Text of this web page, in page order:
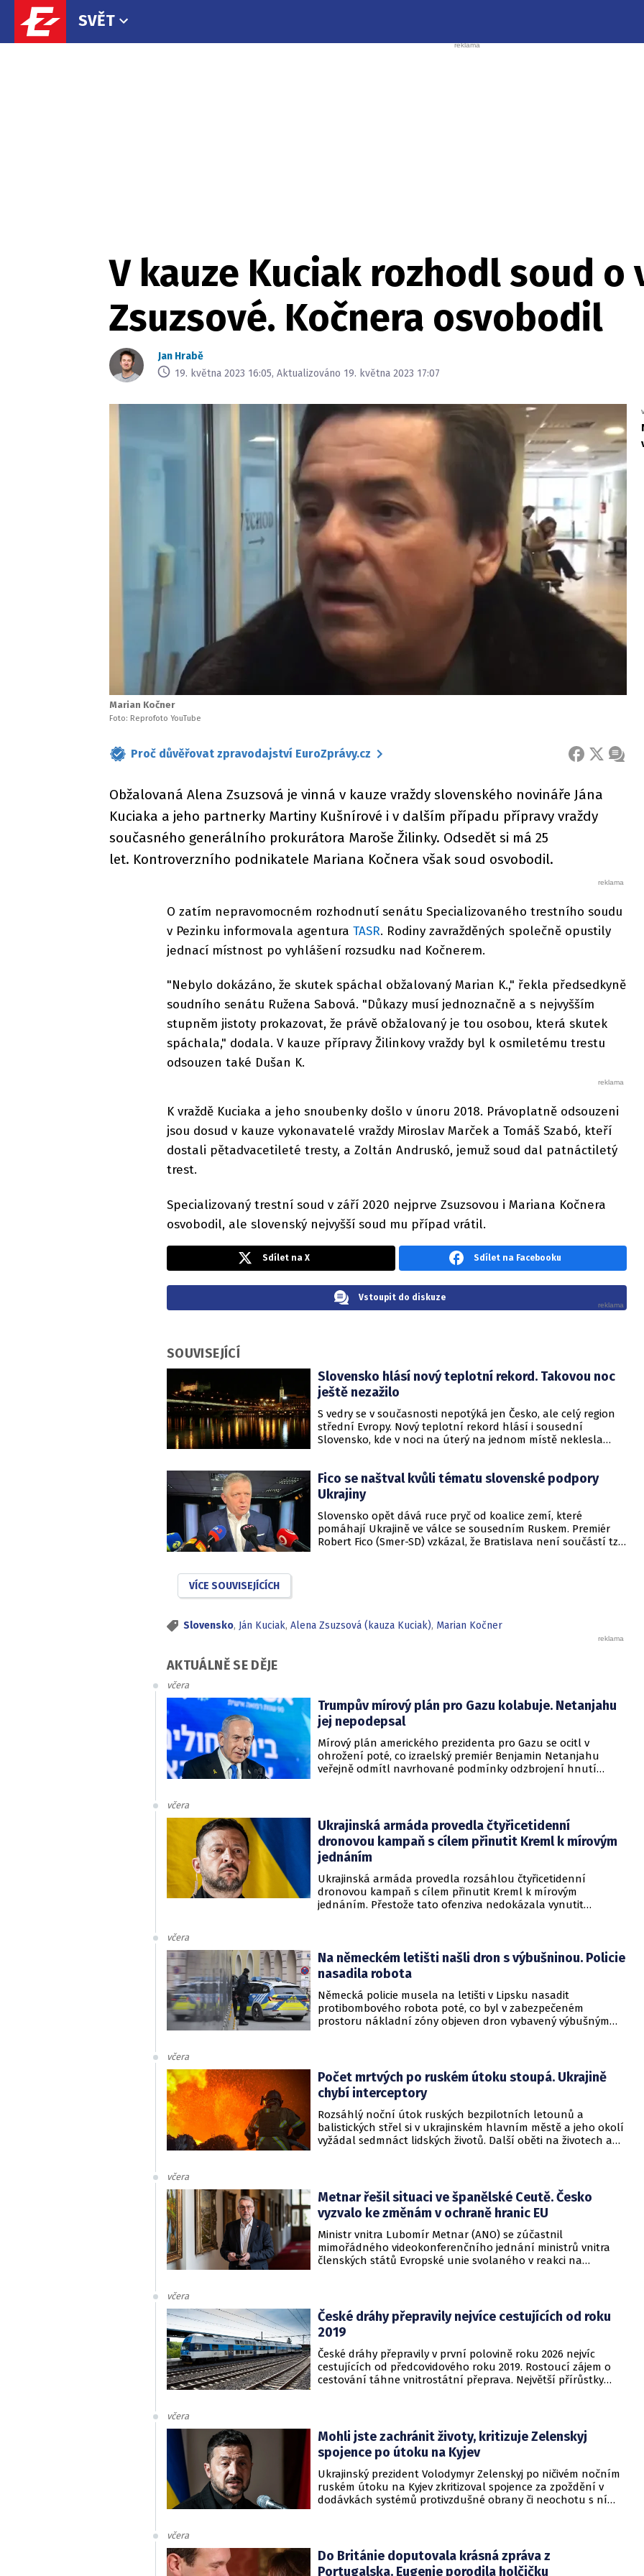
SVĚT
V kauze Kuciak rozhodl soud o
Zsuzsové. Kočnera osvobodil
Jan Hrabě
19. května 2023 16:05, Aktualizováno 19. května 2023 17:07
Marian Kočner
Foto: Reprofoto YouTube
Proč důvěřovat zpravodajství EuroZprávy.cz FACEBOOK
X
Obžalovaná Alena Zsuzsová je vinná v kauze vraždy slovenského novináře Jána
Kuciaka a jeho partnerky Martiny Kušnírové i v dalším případu přípravy vraždy
současného generálního prokurátora Maroše Žilinky. Odsedět si má 25
let. Kontroverzního podnikatele Mariana Kočnera však soud osvobodil.
O zatím nepravomocném rozhodnutí senátu Specializovaného trestního soudu
v Pezinku informovala agentura TASR. Rodiny zavražděných společně opustily
jednací místnost po vyhlášení rozsudku nad Kočnerem.
"Nebylo dokázáno, že skutek spáchal obžalovaný Marian K.," řekla předsedkyně
soudního senátu Ružena Sabová. "Důkazy musí jednoznačně a s nejvyšším
stupněm jistoty prokazovat, že právě obžalovaný je tou osobou, která skutek
spáchala," dodala. V kauze přípravy Žilinkovy vraždy byl k osmiletému trestu
odsouzen také Dušan K.
K vraždě Kuciaka a jeho snoubenky došlo v únoru 2018. Právoplatně odsouzeni
jsou dosud v kauze vykonavatelé vraždy Miroslav Marček a Tomáš Szabó, kteří
dostali pětadvacetileté tresty, a Zoltán Andruskó, jemuž soud dal patnáctiletý
trest.
Specializovaný trestní soud v září 2020 nejprve Zsuzsovou i Mariana Kočnera
osvobodil, ale slovenský nejvyšší soud mu případ vrátil.
Sdílet na X Sdílet na Facebooku
Vstoupit do diskuze
SOUVISEJÍCÍ
Slovensko hlásí nový teplotní rekord. Takovou noc
ještě nezažilo
S vedry se v současnosti nepotýká jen Česko, ale celý region
střední Evropy. Nový teplotní rekord hlásí i sousední
Slovensko, kde v noci na úterý na jednom místě neklesla
Fico se naštval kvůli tématu slovenské podpory
Ukrajiny
Slovensko opět dává ruce pryč od koalice zemí, které
pomáhají Ukrajině ve válce se sousedním Ruskem. Premiér
Robert Fico (Smer-SD) vzkázal, že Bratislava není součástí tzv.
VÍCE SOUVISEJÍCÍCH
Slovensko, Ján Kuciak, Alena Zsuzsová (kauza Kuciak), Marian Kočner
AKTUÁLNĚ SE DĚJE
včera
Trumpův mírový plán pro Gazu kolabuje. Netanjahu
jej nepodepsal
Mírový plán amerického prezidenta pro Gazu se ocitl v
ohrožení poté, co izraelský premiér Benjamin Netanjahu
veřejně odmítl navrhované podmínky odzbrojení hnutí
včera
Ukrajinská armáda provedla čtyřicetidenní
dronovou kampaň s cílem přinutit Kreml k mírovým
jednáním
Ukrajinská armáda provedla rozsáhlou čtyřicetidenní
dronovou kampaň s cílem přinutit Kreml k mírovým
jednáním. Přestože tato ofenziva nedokázala vynutit
včera
Na německém letišti našli dron s výbušninou. Policie
nasadila robota
Německá policie musela na letišti v Lipsku nasadit
protibombového robota poté, co byl v zabezpečeném
prostoru nákladní zóny objeven dron vybavený výbušným
včera
Počet mrtvých po ruském útoku stoupá. Ukrajině
chybí interceptory
Rozsáhlý noční útok ruských bezpilotních letounů a
balistických střel si v ukrajinském hlavním městě a jeho okolí
vyžádal sedmnáct lidských životů. Další oběti na životech a
včera
Metnar řešil situaci ve španělské Ceutě. Česko
vyzvalo ke změnám v ochraně hranic EU
Ministr vnitra Lubomír Metnar (ANO) se zúčastnil
mimořádného videokonferenčního jednání ministrů vnitra
členských států Evropské unie svolaného v reakci na
včera
České dráhy přepravily nejvíce cestujících od roku
2019
České dráhy přepravily v první polovině roku 2026 nejvíc
cestujících od předcovidového roku 2019. Rostoucí zájem o
cestování táhne vnitrostátní přeprava. Největší přírůstky
individuálním motorismem.
včera
Mohli jste zachránit životy, kritizuje Zelenskyj
spojence po útoku na Kyjev
Ukrajinský prezident Volodymyr Zelenskyj po ničivém nočním
ruském útoku na Kyjev zkritizoval spojence za zpoždění v
dodávkách systémů protivzdušné obrany či neochotu s ní
včera
Do Británie doputovala krásná zpráva z
Portugalska. Eugenie porodila holčičku